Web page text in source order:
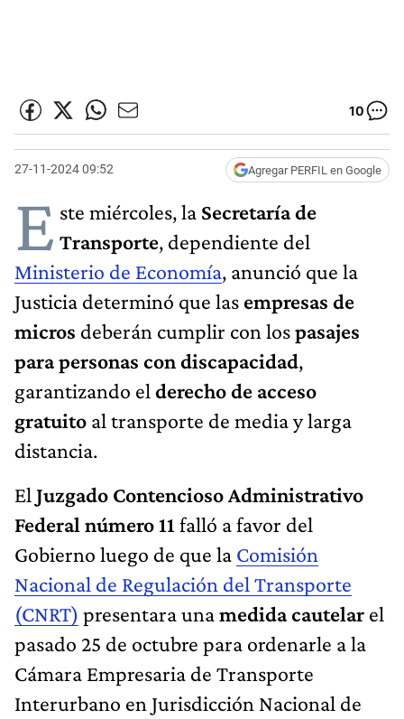
10
27-11-2024 09:52 Agregar PERFIL en Google
E ste miércoles, la Secretaría de
Transporte, dependiente del
Ministerio de Economía, anunció que la
Justicia determinó que las empresas de
micros deberán cumplir con lospasajes
para personas con discapacidad,
garantizando el derecho de acceso
gratuito al transporte de media y larga
distancia.
El Juzgado Contencioso Administrativo
Federal número 11 falló a favor del
Gobierno luego de que la Comisión
Nacional de Regulación del Transporte
(CNRT) presentara unamedidacautelar el
pasado 25 de octubre para ordenarle a la
Cámara Empresaria de Transporte
Interurbano en Jurisdicción Nacional de